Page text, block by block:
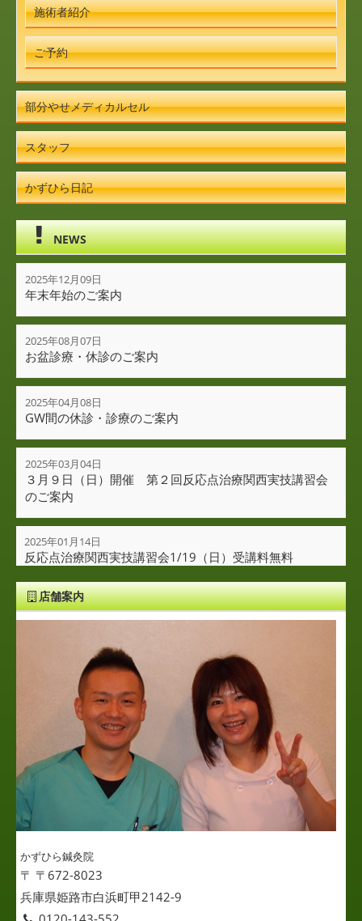
施術者紹介
ご予約
部分やせメディカルセル
スタッフ
かずひら日記
NEWS
2025年12月09日
年末年始のご案内
2025年08月07日
お盆診療・休診のご案内
2025年04月08日
GW間の休診・診療のご案内
2025年03月04日
３月９日（日）開催 第２回反応点治療関西実技講習会
のご案内
2025年01月14日
反応点治療関西実技講習会1/19（日）受講料無料
店舗案内
かずひら鍼灸院
〒 〒672-8023
兵庫県姫路市白浜町甲2142-9